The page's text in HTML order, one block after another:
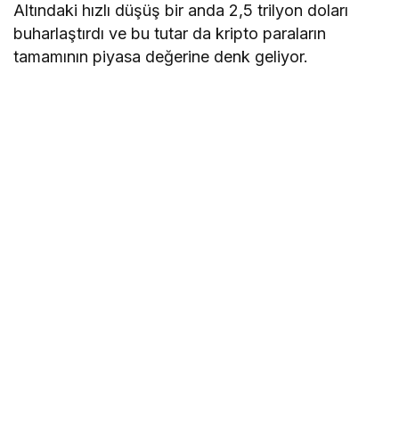
Altındaki hızlı düşüş bir anda 2,5 trilyon doları
buharlaştırdı ve bu tutar da kripto paraların
tamamının piyasa değerine denk geliyor.